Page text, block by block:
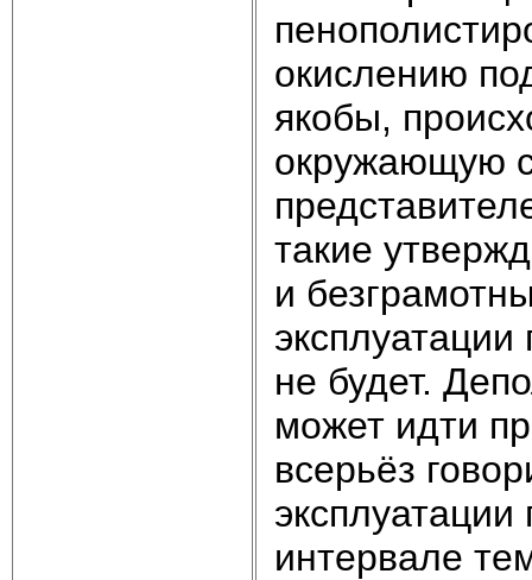
окислению
якобы,
окружающую
такие
и
эксплуатации
не будет.
может идти
всерьёз
интервале